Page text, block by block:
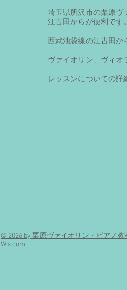
埼玉県所沢市の栗原ヴ
江古田からが便利です。
西武池袋線の江古田か
ヴァイオリン、ヴィオ
レッスンについての詳
© 2026 by 栗原ヴァイオリン・ピアノ教
Wix.com